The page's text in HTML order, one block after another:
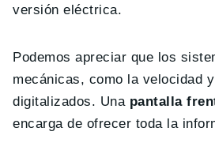
versión eléctrica.
Podemos apreciar que los
mecánicas, como la velocidad
digitalizados. Una pantalla
encarga de ofrecer toda la